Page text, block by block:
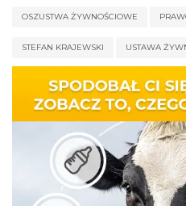
OSZUSTWA ŻYWNOŚCIOWE
STEFAN KRAJEWSKI USTAWA